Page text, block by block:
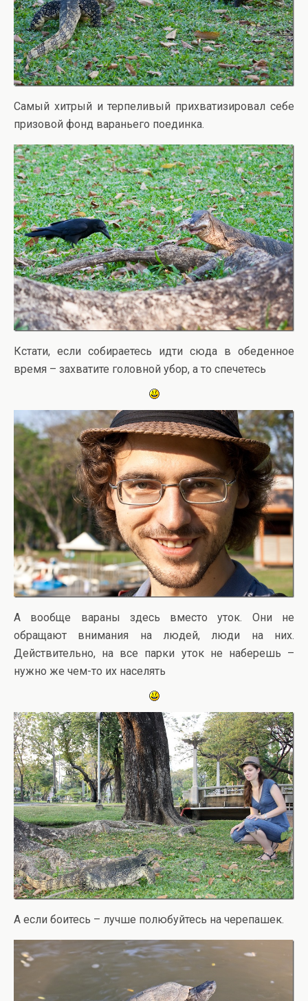
Самый хитрый и терпеливый прихватизировал себе
призовой фонд вараньего поединка.
Кстати, если собираетесь идти сюда в обеденное
время – захватите головной убор, а то спечетесь
А вообще вараны здесь вместо уток. Они не
обращают внимания на людей, люди на них.
Действительно, на все парки уток не наберешь –
нужно же чем-то их населять
А если боитесь – лучше полюбуйтесь на черепашек.